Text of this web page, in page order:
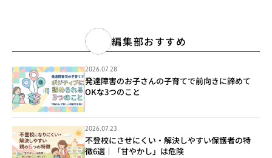
編集部おすすめ
2026.07.28
発達障害のお子さんの子育てで前向きに諦めて
OKな3つのこと
2026.07.23
不登校にさせにくい・解決しやすい保護者の特
徴6選｜「甘やかし」は危険